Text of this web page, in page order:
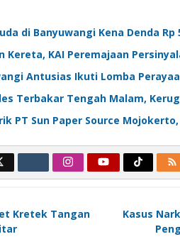
di Banyuwangi Kena Denda Rp
Kereta, KAI Peremajaan
Antusias Ikuti Lomba
Terbakar Tengah Malam,
PT Sun Paper Source
Kretek Tangan
Kasus